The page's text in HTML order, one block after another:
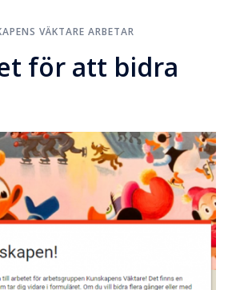
VÄKTARE ARBETAR
för att bidra